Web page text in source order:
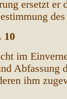
ersetzt er
10
im
Abfassung
ihm